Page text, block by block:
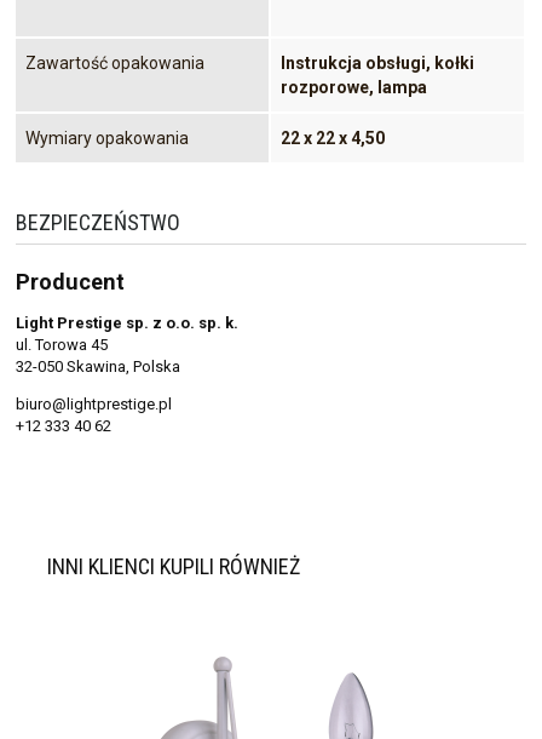
Zawartość opakowania
Instrukcja obsługi, kołki
rozporowe, lampa
Wymiary opakowania 22 x 22 x 4,50
BEZPIECZEŃSTWO
Producent
Light Prestige sp. z o.o. sp. k.
ul. Torowa 45
32-050 Skawina, Polska
biuro@lightprestige.pl
+12 333 40 62
INNI KLIENCI KUPILI RÓWNIEŻ